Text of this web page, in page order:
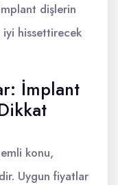
dişlerin
iyi hissettirecek
İmplant
konu,
Uygun fiyatlar